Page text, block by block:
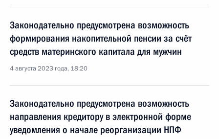
Законодательно предусмотрена возможность
формирования накопительной пенсии за счёт
средств материнского капитала для мужчин
4 августа 2023 года, 18:20
Законодательно предусмотрена возможность
направления кредитору в электронной форме
уведомления о начале реорганизации НПФ